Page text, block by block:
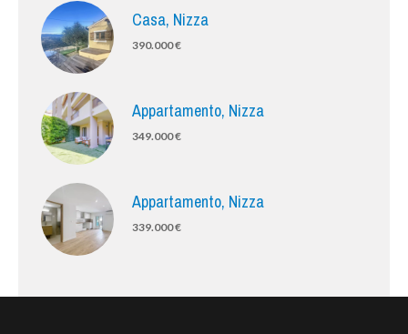
Casa, Nizza
390.000 €
Appartamento, Nizza
349.000 €
Appartamento, Nizza
339.000 €